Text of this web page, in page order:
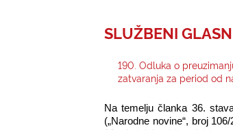
SLUŽBENI
190. Odluka o
zatvaranja za period od
Na temelju članka 36.
(„Narodne novine“, broj